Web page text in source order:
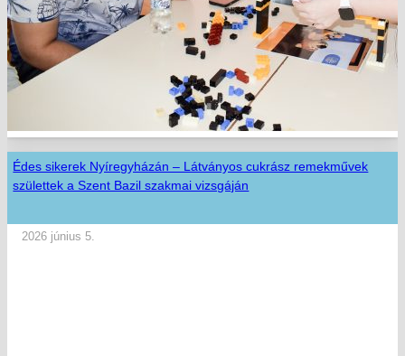
Édes sikerek Nyíregyházán – Látványos cukrász remekművek
születtek a Szent Bazil szakmai vizsgáján
2026 június 5.